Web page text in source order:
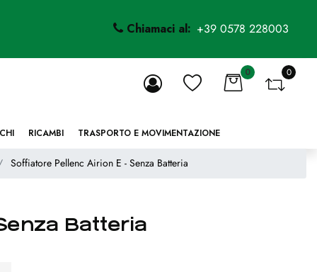
Chiamaci al: +39 0578 228003
0 0
RICAMBI TRASPORTO E MOVIMENTAZIONE
Soffiatore Pellenc Airion E - Senza Batteria
Batteria